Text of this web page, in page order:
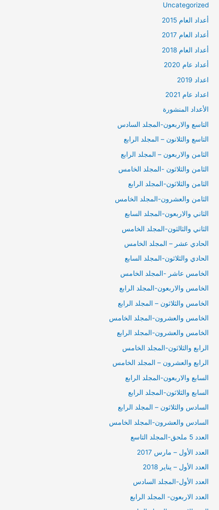
Uncategorized
أعداد العام 2015
أعداد العام 2017
أعداد العام 2018
أعداد عام 2020
اعداد 2019
اعداد عام 2021
الأعداد المنشورة
التاسع والاربعون-المجلد السادس
التاسع والثلانون – المجلد الرابع
الثامن والاربعون – المجلد الرابع
الثامن والثلاثون -المجلد الخامس
الثامن والثلاثون-المجلد الرابع
الثامن والعشرون-المجلد الخامس
الثاني والاربعون-المجلد السابع
الثاني والثالثون-المجلد الخامس
الحادي عشر – المجلد الخامس
الحادي والثلاثون-المجلد السابع
الخامس عاشر -المجلد الخامس
الخامس والاربعون-المجلد الرابع
الخامس والثلاثون – المجلد الرابع
الخامس والعشرون-المجلد الخامس
الخامس والعشرون-المجلد الرابع
الرابع والثلاثون-المجلد الخامس
الرابع والعشرون – المجلد الخامس
السابع والاربعون-المجلد الرابع
السابع والثلاثون-المجلد الرابع
السادس والثلاثون – المجلد الرابع
السادس والعشرون-المجلد الخامس
العدد 5 ملحق-المجلد التاسع
العدد الأول – مارس 2017
العدد الأول – يناير 2018
العدد الأول-المجلد السادس
العدد الاربعون- المجلد الرابع